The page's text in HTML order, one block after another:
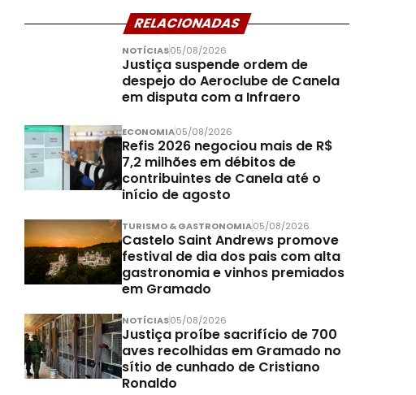
RELACIONADAS
NOTÍCIAS05/08/2026
Justiça suspende ordem de
despejo do Aeroclube de Canela
em disputa com a Infraero
ECONOMIA05/08/2026
Refis 2026 negociou mais de R$
7,2 milhões em débitos de
contribuintes de Canela até o
início de agosto
TURISMO & GASTRONOMIA05/08/2026
Castelo Saint Andrews promove
festival de dia dos pais com alta
gastronomia e vinhos premiados
em Gramado
NOTÍCIAS05/08/2026
Justiça proíbe sacrifício de 700
aves recolhidas em Gramado no
sítio de cunhado de Cristiano
Ronaldo